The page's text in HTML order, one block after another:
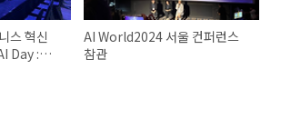
스 혁신
AI World2024 서울 컨퍼런스
참관